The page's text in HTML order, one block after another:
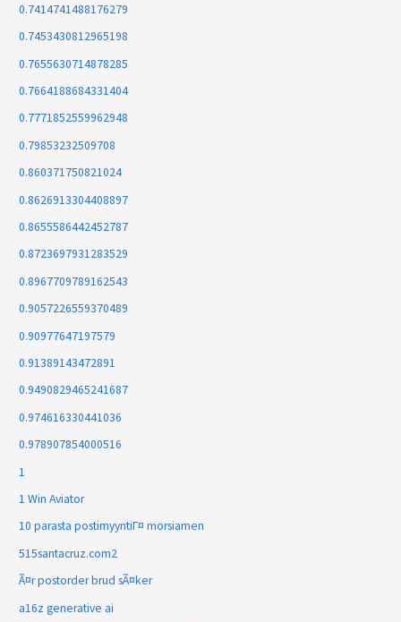
0.7414741488176279
0.7453430812965198
0.7655630714878285
0.7664188684331404
0.7771852559962948
0.79853232509708
0.860371750821024
0.8626913304408897
0.8655586442452787
0.8723697931283529
0.8967709789162543
0.9057226559370489
0.90977647197579
0.91389143472891
0.9490829465241687
0.974616330441036
0.978907854000516
1
1 Win Aviator
10 parasta postimyyntiГ¤ morsiamen
515santacruz.com2
Ã¤r postorder brud sÃ¤ker
a16z generative ai